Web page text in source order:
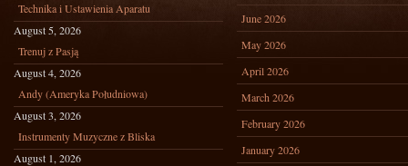
Technika i Ustawienia Aparatu
August 5, 2026
Trenuj z Pasją
August 4, 2026
Andy (Ameryka Południowa)
August 3, 2026
Instrumenty Muzyczne z Bliska
August 1, 2026
June 2026
May 2026
April 2026
March 2026
February 2026
January 2026